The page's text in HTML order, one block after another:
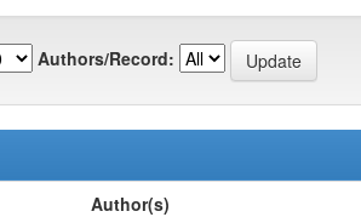
Authors/Record:
Author(s)